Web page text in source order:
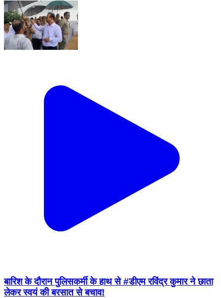
बारिश के दौरान पुलिसकर्मी के हाथ से #डीएम रविंद्र कुमार ने छाता
लेकर स्वयं की बरसात से बचाव!